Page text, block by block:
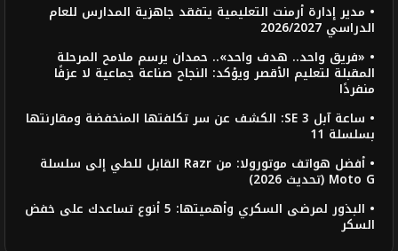
• مدير إدارة أرمنت التعليمية يتفقد جاهزية المدارس للعام
الدراسي 2026/2027
• «فريق واحد.. هدف واحد».. حمدان يرسم ملامح المرحلة
المقبلة لتعليم الأقصر ويؤكد: النجاح صناعة جماعية لا عزفًا
منفردًا
• ساعة آبل SE 3: الكشف عن سر تكلفتها المنخفضة ومقارنتها
بسلسلة 11
• أفضل هواتف موتورولا: من Razr القابل للطي إلى سلسلة
Moto G (تحديث 2026)
• البذور لمرضى السكري وأهميتها: 5 أنوع تساعدك على خفض
السكر